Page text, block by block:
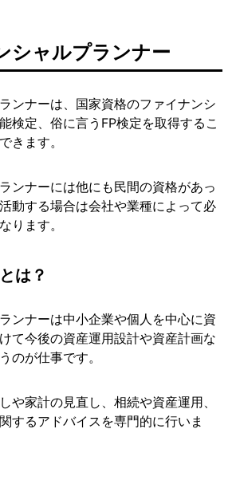
シャルプランナー
ンナーは、国家資格のファイナンシ
検定、俗に言うFP検定を取得するこ
きます。
ンナーには他にも民間の資格があっ
動する場合は会社や業種によって必
ります。
は？
ンナーは中小企業や個人を中心に資
て今後の資産運用設計や資産計画な
のが仕事です。
や家計の見直し、相続や資産運用、
するアドバイスを専門的に行いま